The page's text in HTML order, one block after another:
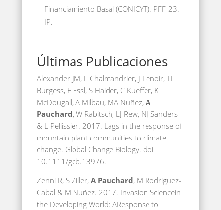
Financiamiento Basal (CONICYT). PFF-23.
IP.
Últimas Publicaciones
Alexander JM, L Chalmandrier, J Lenoir, TI
Burgess, F Essl, S Haider, C Kueffer, K
McDougall, A Milbau, MA Nuñez, A
Pauchard, W Rabitsch, LJ Rew, NJ Sanders
& L Pellissier. 2017. Lags in the response of
mountain plant communities to climate
change. Global Change Biology. doi
10.1111/gcb.13976.
Zenni R, S Ziller, A Pauchard, M Rodriguez-
Cabal & M Nuñez. 2017. Invasion Sciencein
the Developing World: AResponse to